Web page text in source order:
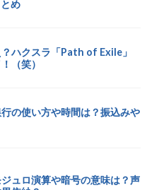
め
？ハクスラ「Path of Exile」
（笑）
の使い方や時間は？振込みや
ュロ演算や暗号の意味は？声